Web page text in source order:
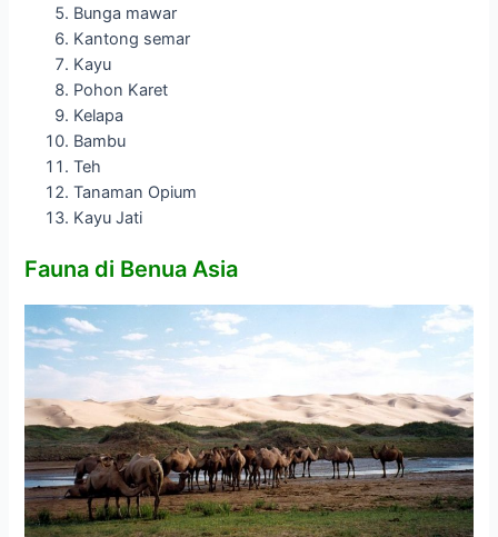
Bunga mawar
Kantong semar
Kayu
Pohon Karet
Kelapa
Bambu
Teh
Tanaman Opium
Kayu Jati
Fauna di Benua Asia